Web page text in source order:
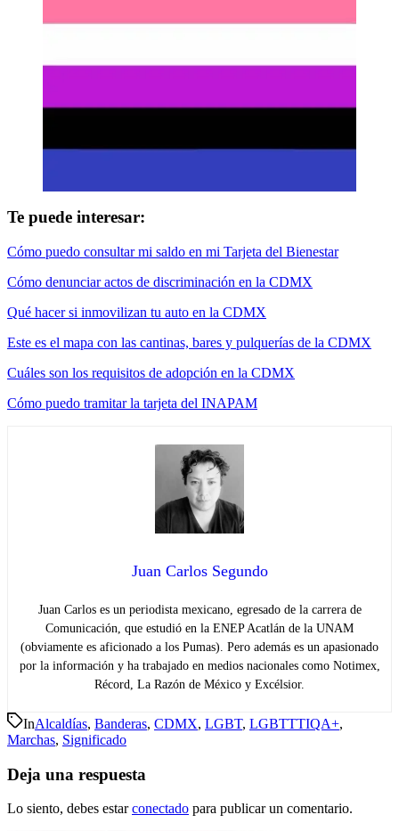
Te puede interesar:
Cómo puedo consultar mi saldo en mi Tarjeta del Bienestar
Cómo denunciar actos de discriminación en la CDMX
Qué hacer si inmovilizan tu auto en la CDMX
Este es el mapa con las cantinas, bares y pulquerías de la CDMX
Cuáles son los requisitos de adopción en la CDMX
Cómo puedo tramitar la tarjeta del INAPAM
Juan Carlos Segundo
Juan Carlos es un periodista mexicano, egresado de la carrera de
Comunicación, que estudió en la ENEP Acatlán de la UNAM
(obviamente es aficionado a los Pumas). Pero además es un apasionado
por la información y ha trabajado en medios nacionales como Notimex,
Récord, La Razón de México y Excélsior.
InAlcaldías, Banderas, CDMX, LGBT, LGBTTTIQA+,
Marchas, Significado
Deja una respuesta
Lo siento, debes estarconectado para publicar un comentario.